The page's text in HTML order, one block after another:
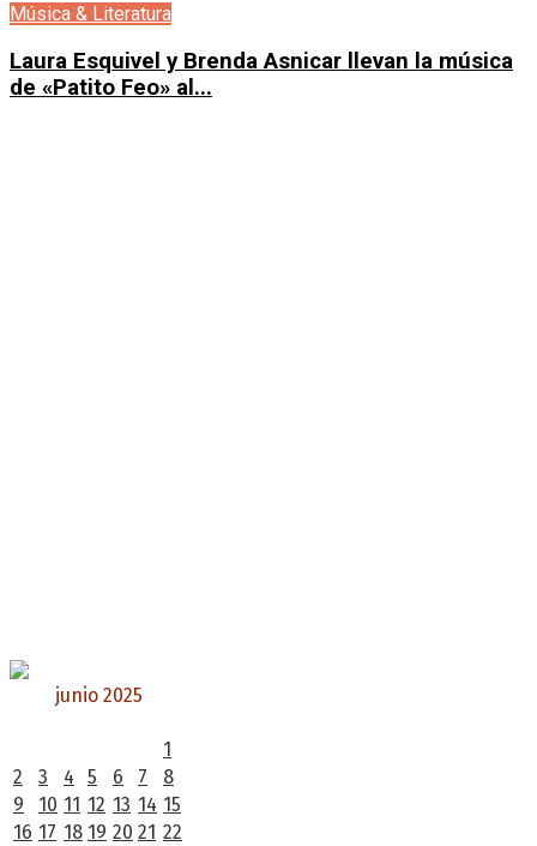
Música & Literatura
Laura Esquivel y Brenda Asnicar llevan la música
de «Patito Feo» al...
junio 2025
1
2
3 4 5 6 7
8
9
10 11 12 13 14 15
16 17 18 19 20 21 22